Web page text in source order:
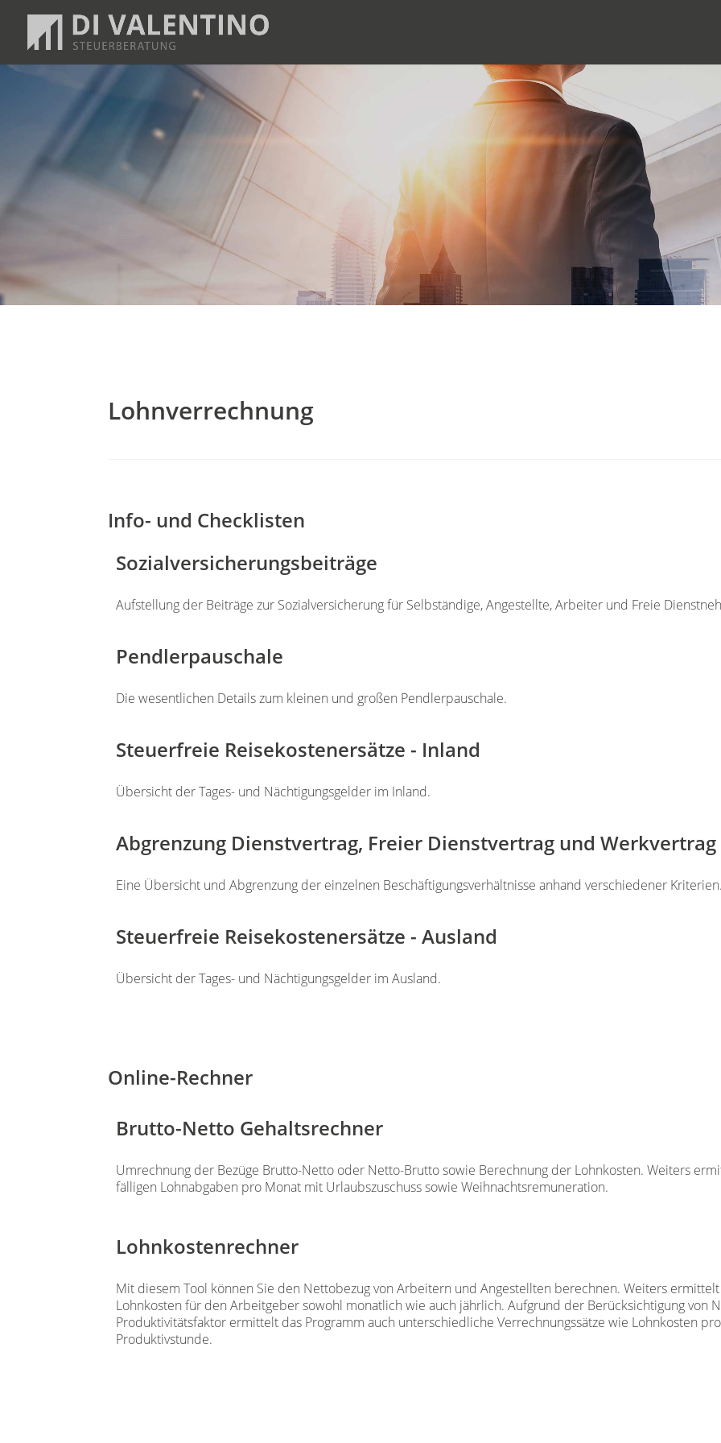
Lohnverrechnung
Info- und Checklisten
Sozialversicherungsbeiträge
Aufstellung der Beiträge zur Sozialversicherung für Selbständige, Angestellte, Arbeiter und Freie
Pendlerpauschale
Die wesentlichen Details zum kleinen und großen Pendlerpauschale.
Steuerfreie Reisekostenersätze - Inland
Übersicht der Tages- und Nächtigungsgelder im Inland.
Abgrenzung Dienstvertrag, Freier Dienstvertrag und Werkvertrag
Eine Übersicht und Abgrenzung der einzelnen Beschäftigungsverhältnisse anhand verschiedener Kriterien.
Steuerfreie Reisekostenersätze - Ausland
Übersicht der Tages- und Nächtigungsgelder im Ausland.
Online-Rechner
Brutto-Netto Gehaltsrechner
Umrechnung der Bezüge Brutto-Netto oder Netto-Brutto sowie Berechnung der Lohnkosten. Weiters
fälligen Lohnabgaben pro Monat mit Urlaubszuschuss sowie Weihnachtsremuneration.
Lohnkostenrechner
Mit diesem Tool können Sie den Nettobezug von Arbeitern und Angestellten berechnen. Weiters
Lohnkosten für den Arbeitgeber sowohl monatlich wie auch jährlich. Aufgrund der Berücksichtigung von
Produktivitätsfaktor ermittelt das Programm auch unterschiedliche Verrechnungssätze wie Lohnkosten
Produktivstunde.